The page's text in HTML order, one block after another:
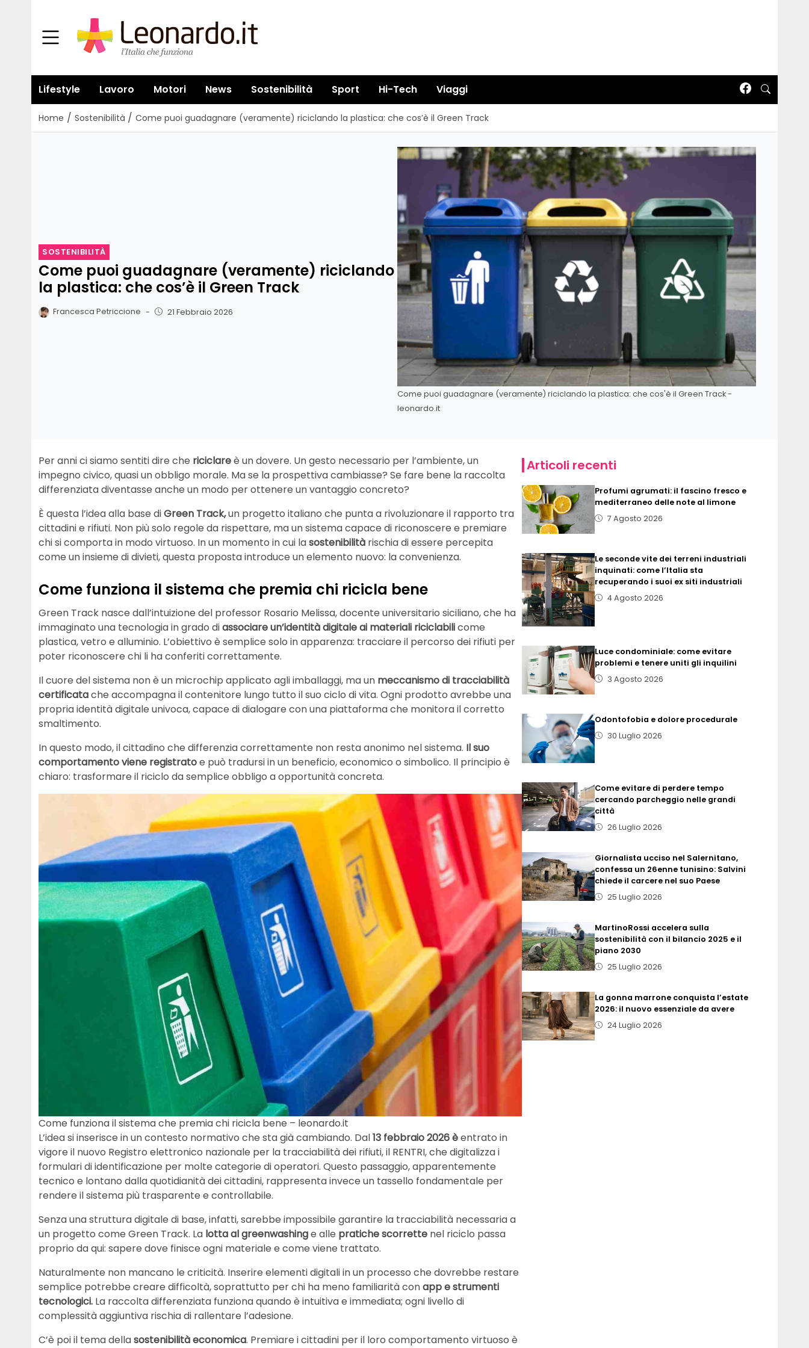
Lifestyle Lavoro Motori News Sostenibilità Sport Hi-Tech Viaggi
Home / Sostenibilità / Come puoi guadagnare (veramente) riciclando la plastica: che cos’è il Green Track
SOSTENIBILITÀ
Come puoi guadagnare (veramente) riciclando
la plastica: che cos’è il Green Track
Francesca Petriccione - 21 Febbraio 2026
Come puoi guadagnare (veramente) riciclando la plastica: che cos'è il Green Track -
leonardo.it
Per anni ci siamo sentiti dire che riciclareè un dovere. Un gesto necessario per l’ambiente, un
impegno civico, quasi un obbligo morale. Ma se la prospettiva cambiasse? Se fare bene la raccolta
differenziata diventasse anche un modo per ottenere un vantaggio concreto?
È questa l’idea alla base diGreen Track,un progetto italiano che punta a rivoluzionare il rapporto tra
cittadini e rifiuti. Non più solo regole da rispettare, ma un sistema capace di riconoscere e premiare
chi si comporta in modo virtuoso. In un momento in cui lasostenibilità rischia di essere percepita
come un insieme di divieti, questa proposta introduce un elemento nuovo: la convenienza.
Come funziona il sistema che premia chi ricicla bene
Green Track nasce dall’intuizione del professor Rosario Melissa, docente universitario siciliano, che ha
immaginato una tecnologia in grado diassociare un’identità digitale ai materiali riciclabilicome
plastica, vetro e alluminio. L’obiettivo è semplice solo in apparenza: tracciare il percorso dei rifiuti per
poter riconoscere chi li ha conferiti correttamente.
Il cuore del sistema non è un microchip applicato agli imballaggi, ma un meccanismo di tracciabilità
certificatache accompagna il contenitore lungo tutto il suo ciclo di vita. Ogni prodotto avrebbe una
propria identità digitale univoca, capace di dialogare con una piattaforma che monitora il corretto
smaltimento.
In questo modo, il cittadino che differenzia correttamente non resta anonimo nel sistema. Il suo
comportamento viene registratoe può tradursi in un beneficio, economico o simbolico. Il principio è
chiaro: trasformare il riciclo da semplice obbligo a opportunità concreta.
Come funziona il sistema che premia chi ricicla bene – leonardo.it
L’idea si inserisce in un contesto normativo che sta già cambiando. Dal13 febbraio 2026 èentrato in
vigore il nuovo Registro elettronico nazionale per la tracciabilità dei rifiuti, il RENTRI, che digitalizza i
formulari di identificazione per molte categorie di operatori. Questo passaggio, apparentemente
tecnico e lontano dalla quotidianità dei cittadini, rappresenta invece un tassello fondamentale per
rendere il sistema più trasparente e controllabile.
Senza una struttura digitale di base, infatti, sarebbe impossibile garantire la tracciabilità necessaria a
un progetto come Green Track. La lotta al greenwashinge alle pratiche scorrette nel riciclo passa
proprio da qui: sapere dove finisce ogni materiale e come viene trattato.
Naturalmente non mancano le criticità. Inserire elementi digitali in un processo che dovrebbe restare
semplice potrebbe creare difficoltà, soprattutto per chi ha meno familiarità conapp e strumenti
tecnologici. La raccolta differenziata funziona quando è intuitiva e immediata; ogni livello di
complessità aggiuntiva rischia di rallentare l’adesione.
C’è poi il tema dellasostenibilità economica. Premiare i cittadini per il loro comportamento virtuoso è
Articoli recenti
Profumi agrumati: il fascino fresco e
mediterraneo delle note al limone
7 Agosto 2026
Le seconde vite dei terreni industriali
inquinati: come l’Italia sta
recuperando i suoi ex siti industriali
4 Agosto 2026
Luce condominiale: come evitare
problemi e tenere uniti gli inquilini
3 Agosto 2026
Odontofobia e dolore procedurale
30 Luglio 2026
Come evitare di perdere tempo
cercando parcheggio nelle grandi
città
26 Luglio 2026
Giornalista ucciso nel Salernitano,
confessa un 26enne tunisino: Salvini
chiede il carcere nel suo Paese
25 Luglio 2026
MartinoRossi accelera sulla
sostenibilità con il bilancio 2025 e il
piano 2030
25 Luglio 2026
La gonna marrone conquista l’estate
2026: il nuovo essenziale da avere
24 Luglio 2026